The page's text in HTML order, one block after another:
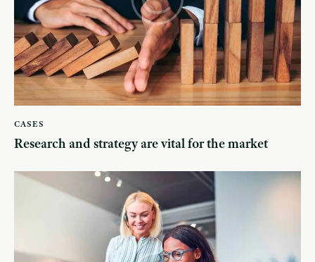
CASES
Research and strategy are vital for the market